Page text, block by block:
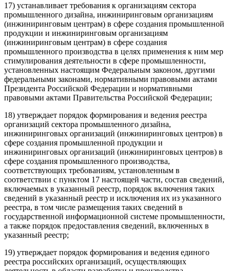
17) устанавливает требования к организациям сектора
промышленного дизайна, инжиниринговым организациям
(инжиниринговым центрам) в сфере создания промышленной
продукции и инжиниринговым организациям
(инжиниринговым центрам) в сфере создания
промышленного производства в целях применения к ним мер
стимулирования деятельности в сфере промышленности,
установленных настоящим Федеральным законом, другими
федеральными законами, нормативными правовыми актами
Президента Российской Федерации и нормативными
правовыми актами Правительства Российской Федерации;
18) утверждает порядок формирования и ведения реестра
организаций сектора промышленного дизайна,
инжиниринговых организаций (инжиниринговых центров) в
сфере создания промышленной продукции и
инжиниринговых организаций (инжиниринговых центров) в
сфере создания промышленного производства,
соответствующих требованиям, установленным в
соответствии с пунктом 17 настоящей части, состав сведений,
включаемых в указанный реестр, порядок включения таких
сведений в указанный реестр и исключения их из указанного
реестра, в том числе размещения таких сведений в
государственной информационной системе промышленности,
а также порядок предоставления сведений, включенных в
указанный реестр;
19) утверждает порядок формирования и ведения единого
реестра российских организаций, осуществляющих